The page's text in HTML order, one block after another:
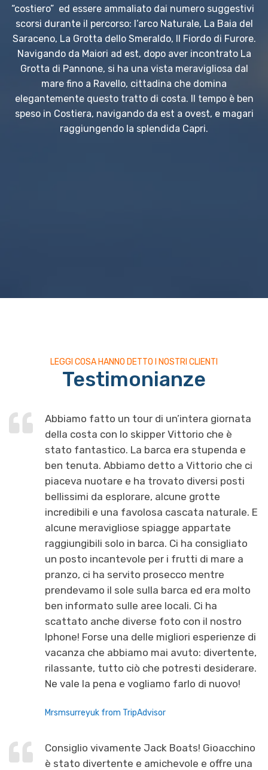
“costiero” ed essere ammaliato dai numero suggestivi
scorsi durante il percorso: l’arco Naturale, La Baia del
Saraceno, La Grotta dello Smeraldo, Il Fiordo di Furore.
Navigando da Maiori ad est, dopo aver incontrato La
Grotta di Pannone, si ha una vista meravigliosa dal
mare fino a Ravello, cittadina che domina
elegantemente questo tratto di costa. Il tempo è ben
speso in Costiera, navigando da est a ovest, e magari
raggiungendo la splendida Capri.
LEGGI COSA HANNO DETTO I NOSTRI CLIENTI
Testimonianze
Abbiamo fatto un tour di un’intera giornata
della costa con lo skipper Vittorio che è
stato fantastico. La barca era stupenda e
ben tenuta. Abbiamo detto a Vittorio che ci
piaceva nuotare e ha trovato diversi posti
bellissimi da esplorare, alcune grotte
incredibili e una favolosa cascata naturale. E
alcune meravigliose spiagge appartate
raggiungibili solo in barca. Ci ha consigliato
un posto incantevole per i frutti di mare a
pranzo, ci ha servito prosecco mentre
prendevamo il sole sulla barca ed era molto
ben informato sulle aree locali. Ci ha
scattato anche diverse foto con il nostro
Iphone! Forse una delle migliori esperienze di
vacanza che abbiamo mai avuto: divertente,
rilassante, tutto ciò che potresti desiderare.
Ne vale la pena e vogliamo farlo di nuovo!
Mrsmsurreyuk from TripAdvisor
Consiglio vivamente Jack Boats! Gioacchino
è stato divertente e amichevole e offre una